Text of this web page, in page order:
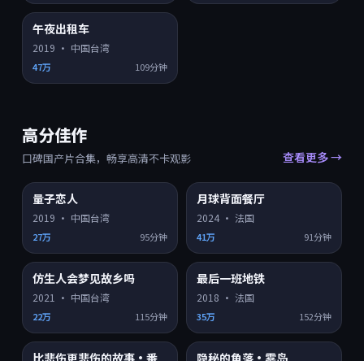
8.6
午夜出租车
2019 · 中国台湾
47万 109分钟
高分佳作
口碑国产片合集，畅享高清不卡观影 查看更多 →
9.4
量子恋人
2019 · 中国台湾
27万 95分钟
月球背面餐厅
2024· 法国
41万 91分钟
9.4
仿生人会梦见故乡吗
2021 · 中国台湾
22万 115分钟
9.4
最后一班地铁
2018 · 法国
35万 152分钟
9.3
HD
比悲伤更悲伤的故事·番
9.2
隐秘的角落·雾岛